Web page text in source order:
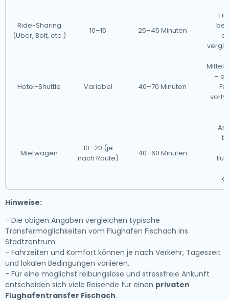
Ride-Sharing
(Uber, Bolt, etc.)
10–15 25–45 Minuten
Hotel-Shuttle Variabel 40–70 Minuten
–
Mietwagen
10–20 (je
nach Route)
40–60 Minuten
Hinweise:
- Die obigen Angaben vergleichen typische
Transfermöglichkeiten vom Flughafen Fischach ins
Stadtzentrum.
- Fahrzeiten und Komfort können je nach Verkehr, Tageszeit
und lokalen Bedingungen variieren.
- Für eine möglichst reibungslose und stressfreie Ankunft
entscheiden sich viele Reisende für einen privaten
Flughafentransfer Fischach.